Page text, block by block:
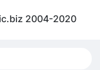
2004-2020